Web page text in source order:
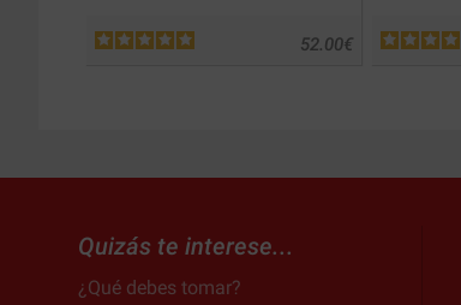
€
52.00
Quizás te interese...
¿Qué debes tomar?